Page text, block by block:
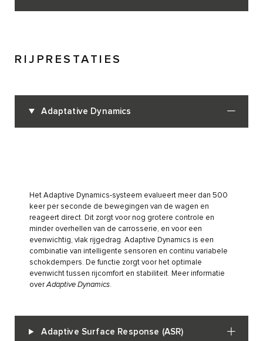
RIJPRESTATIES
Adaptative Dynamics
Het Adaptive Dynamics-systeem evalueert meer dan 500
keer per seconde de bewegingen van de wagen en
reageert direct. Dit zorgt voor nog grotere controle en
minder overhellen van de carrosserie, en voor een
evenwichtig, vlak rijgedrag. Adaptive Dynamics is een
combinatie van intelligente sensoren en continu variabele
schokdempers. De functie zorgt voor het optimale
evenwicht tussen rijcomfort en stabiliteit. Meer informatie
overAdaptive Dynamics.
Adaptive Surface Response (ASR)